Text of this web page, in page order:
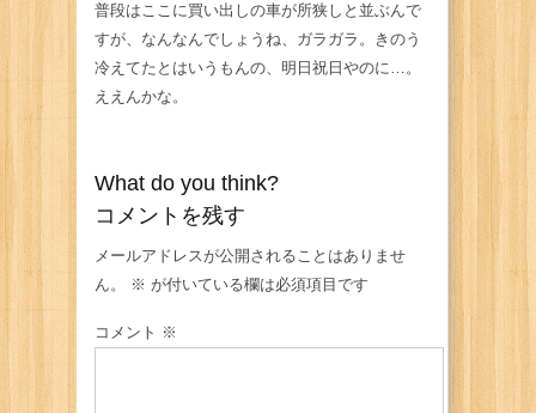
普段はここに買い出しの車が所狭しと並ぶんで
すが、なんなんでしょうね、ガラガラ。きのう
冷えてたとはいうもんの、明日祝日やのに…。
ええんかな。
What do you think?
コメントを残す
メールアドレスが公開されることはありませ
ん。
※ が付いている欄は必須項目です
コメント ※